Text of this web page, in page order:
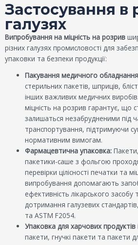
Застосування в
галузях
Випробування на міцність на розрив
різних галузях промисловості для
упаковки та безпеки продукції:
Пакування медичного
стерильних пакетів, шприців,
інших важливих медичних
міцність на розрив гарантує, що
залишаться незабрудненими під
транспортування, підтримуючи
нормативним вимогам.
Фармацевтична упаковка:
пакетики-саше з фольгою
перевірки цілісності печатки та
випробування допомагають
ефективність лікарського
дотримання галузевих
та ASTM F2054.
Упаковка для харчових продуктів
пакети, гнучкі пакети та пакети